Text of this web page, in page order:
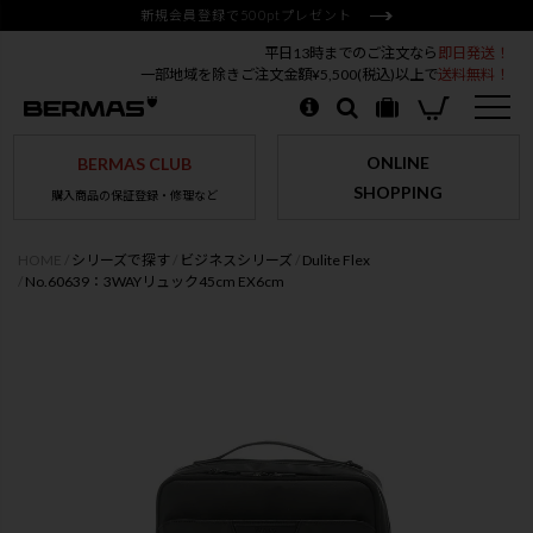
新規会員登録で500ptプレゼント
平日13時までのご注文なら 即日発送！
一部地域を除きご注文金額¥5,500(税込)以上で送料無料！
BERMAS CLUB
購入商品の保証登録・修理など
ONLINE
SHOPPING
シリーズで探す ビジネスシリーズ
Dulite Flex
No.60639：3WAYリュック45cm EX6cm